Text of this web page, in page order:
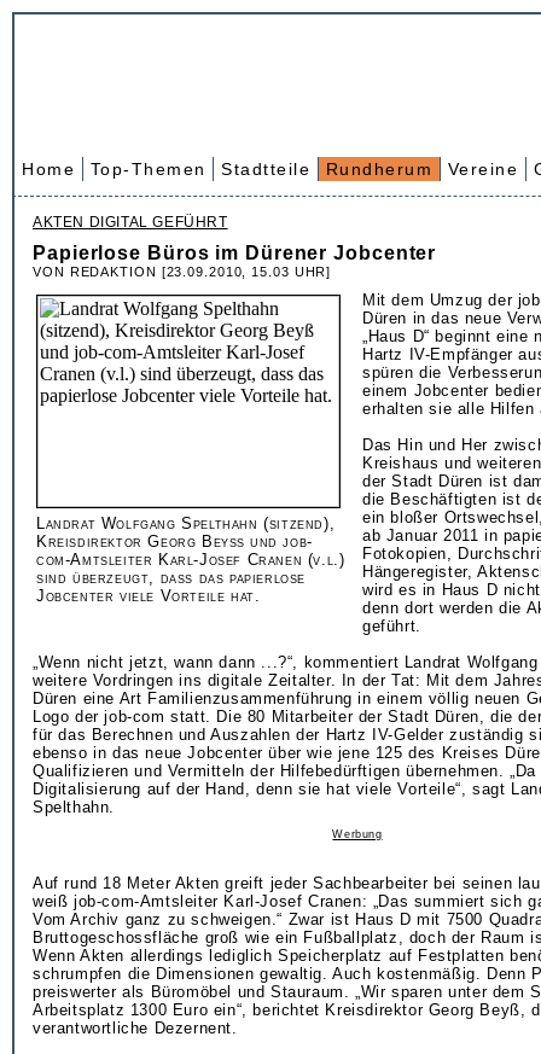
Home Top-Themen Stadtteile Rundherum Vereine
AKTEN DIGITAL GEFÜHRT
Papierlose Büros im Dürener Jobcenter
VON REDAKTION [23.09.2010, 15.03 UHR]
Landrat Wolfgang Spelthahn (sitzend),
Kreisdirektor Georg Beyß und job-
com-Amtsleiter Karl-Josef Cranen (v.l.)
sind überzeugt, dass das papierlose
Jobcenter viele Vorteile hat.
Mit dem Umzug der
Düren in das neue
„Haus D“ beginnt eine
Hartz IV-Empfänger
spüren die
einem Jobcenter
erhalten sie alle Hilfen
Das Hin und Her
Kreishaus und
der Stadt Düren ist
die Beschäftigten ist
ein bloßer
ab Januar 2011 in
Fotokopien,
Hängeregister,
wird es in Haus D
denn dort werden die
geführt.
„Wenn nicht jetzt, wann dann ...?“, kommentiert Landrat
weitere Vordringen ins digitale Zeitalter. In der Tat: Mit dem
Düren eine Art Familienzusammenführung in einem völlig neuen
Logo der job-com statt. Die 80 Mitarbeiter der Stadt Düren, die
für das Berechnen und Auszahlen der Hartz IV-Gelder zuständig
ebenso in das neue Jobcenter über wie jene 125 des Kreises
Qualifizieren und Vermitteln der Hilfebedürftigen übernehmen.
Digitalisierung auf der Hand, denn sie hat viele Vorteile“, sagt
Spelthahn.
Werbung
Auf rund 18 Meter Akten greift jeder Sachbearbeiter bei seinen
weiß job-com-Amtsleiter Karl-Josef Cranen: „Das summiert sich
Vom Archiv ganz zu schweigen.“ Zwar ist Haus D mit 7500
Bruttogeschossfläche groß wie ein Fußballplatz, doch der Raum
Wenn Akten allerdings lediglich Speicherplatz auf Festplatten
schrumpfen die Dimensionen gewaltig. Auch kostenmäßig. Denn
preiswerter als Büromöbel und Stauraum. „Wir sparen unter dem
Arbeitsplatz 1300 Euro ein“, berichtet Kreisdirektor Georg Beyß,
verantwortliche Dezernent.